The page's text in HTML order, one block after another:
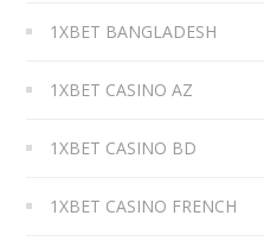
1XBET BANGLADESH
1XBET CASINO AZ
1XBET CASINO BD
1XBET CASINO FRENCH